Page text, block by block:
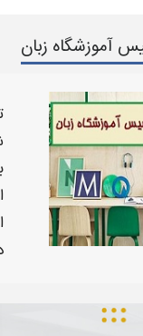
آموزشگاه زبان